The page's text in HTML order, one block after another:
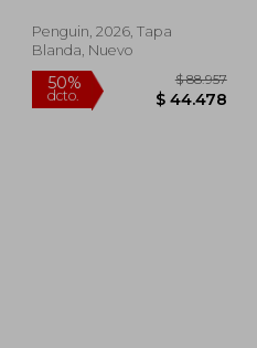
Penguin, 2026, Tapa
Blanda, Nuevo